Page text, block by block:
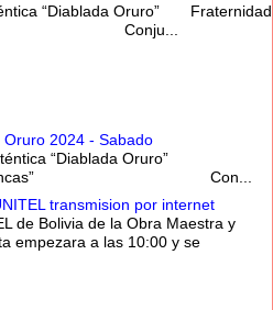
“Diablada Oruro” Fraternidad
Conju...
2024 - Sabado
“Diablada Oruro”
Sol “Los Incas” Con...
transmision por internet
de Bolivia de la Obra Maestra y
empezara a las 10:00 y se